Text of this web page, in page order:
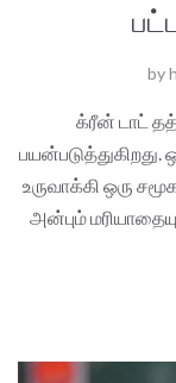
by
க்ரீன் டாட்
பயன்படுத்துகிறது.
உருவாக்கி ஒரு
அன்பும்